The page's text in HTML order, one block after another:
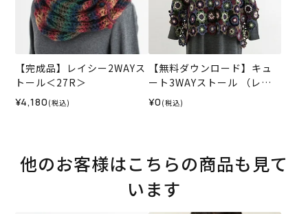
【完成品】レイシー2WAYス
トール＜27R＞
¥4,180 (税込)
【無料ダウンロード】キュ
ート3WAYストール （レシ
ピ）
¥0 (税込)
他のお客様はこちらの商品も見て
います